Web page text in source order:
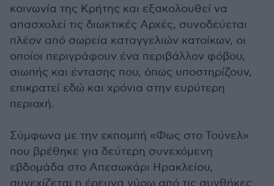
κοινωνία της Κρήτης και εξακολουθεί να
απασχολεί τις διωκτικές Αρχές, συνοδεύεται
πλέον από σωρεία καταγγελιών κατοίκων, οι
οποίοι περιγράφουν ένα περιβάλλον φόβου,
σιωπής και έντασης που, όπως υποστηρίζουν,
επικρατεί εδώ και χρόνια στην ευρύτερη
περιοχή.
Σύμφωνα με την εκπομπή «Φως στο Τούνελ»
που βρέθηκε για δεύτερη συνεχόμενη
εβδομάδα στο Απεσωκάρι Ηρακλείου,
συνεχίζεται η έρευνα γύρω από τις συνθήκες